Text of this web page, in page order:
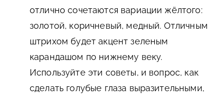
отлично сочетаются вариации жёлтого:
золотой, коричневый, медный. Отличным
штрихом будет акцент зеленым
карандашом по нижнему веку.
Используйте эти советы, и вопрос, как
сделать голубые глаза выразительными,